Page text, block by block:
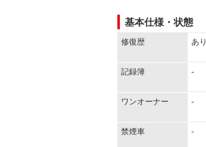
基本仕様・状態
修復歴 あり
記録簿 -
ワンオーナー -
禁煙車 -